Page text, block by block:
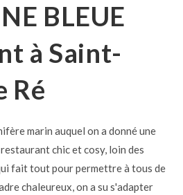
BLEUE
à Saint-
Ré
marin auquel on a donné une
chic et cosy, loin des
fait tout pour permettre à tous de
chaleureux, on a su s'adapter